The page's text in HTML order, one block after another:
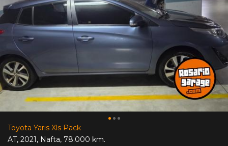
Toyota Yaris Xls Pack
AT, 2021, Nafta, 78.000 km.